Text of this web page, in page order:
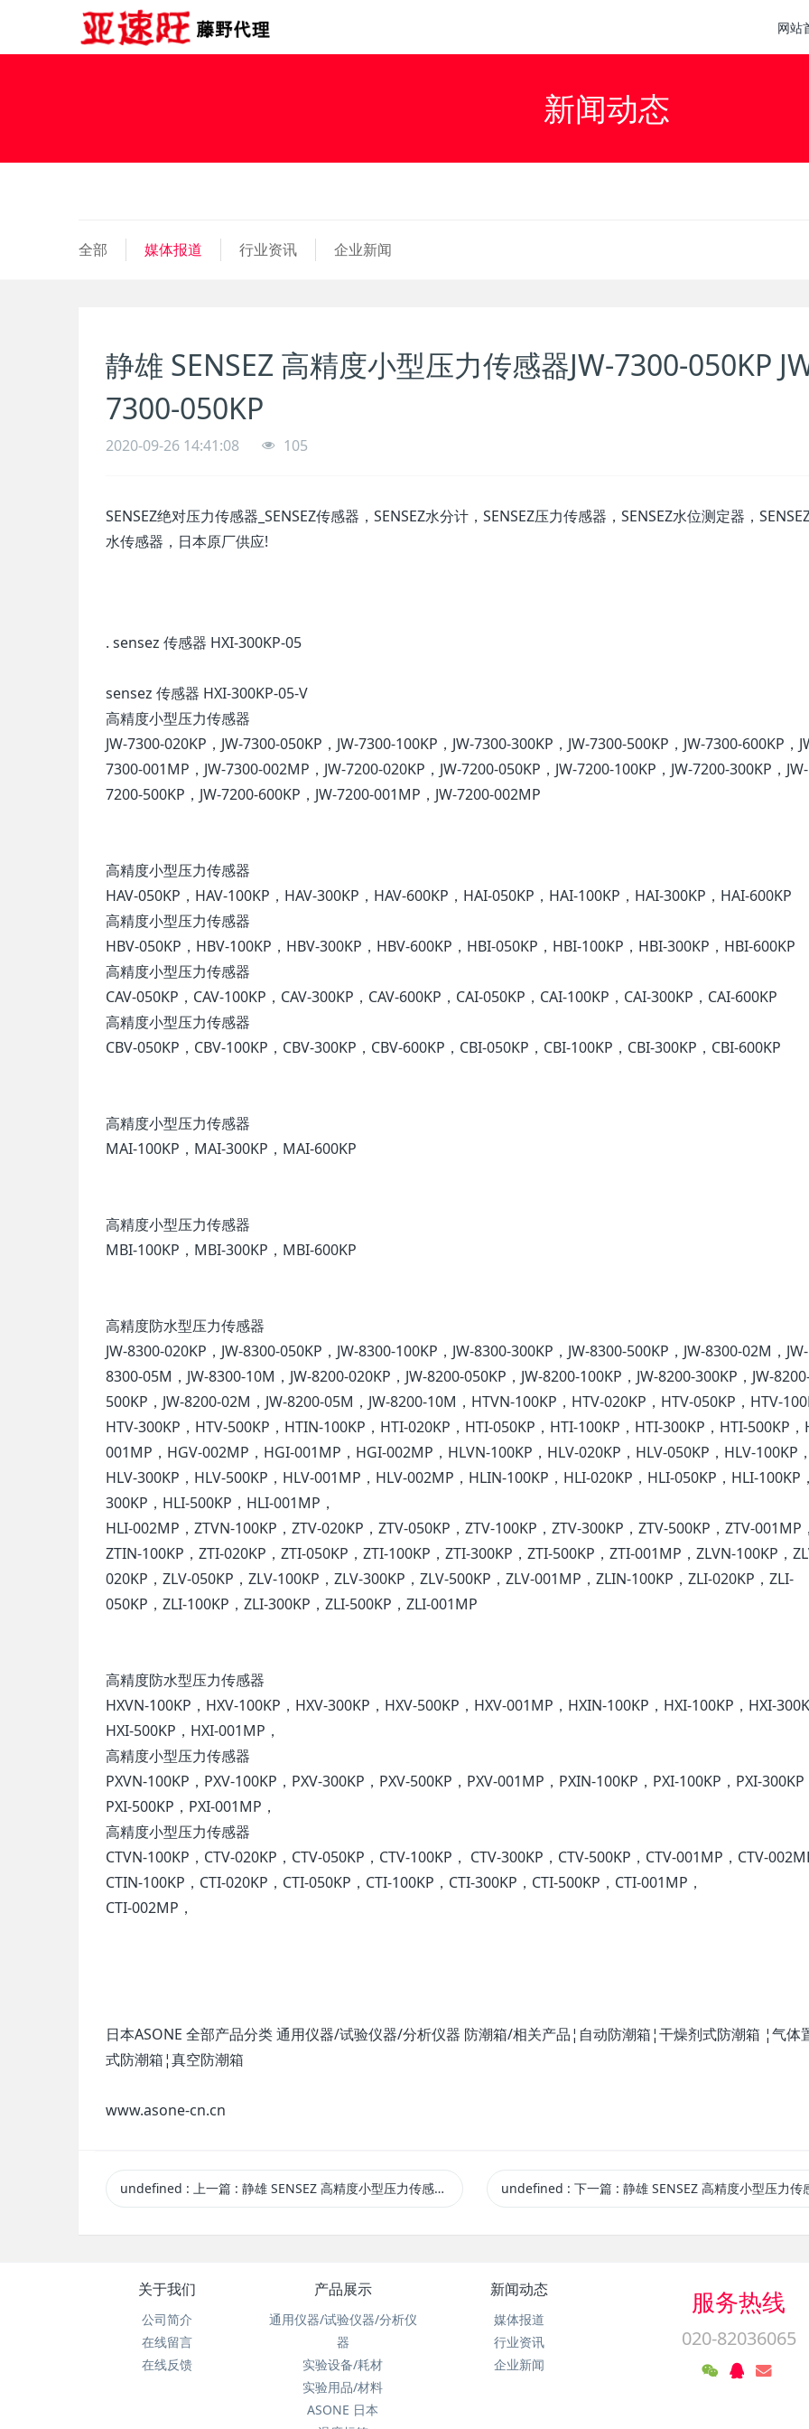
网站
新闻动态
全部 媒体报道 行业资讯 企业新闻
静雄 SENSEZ 高精度小型压力传感器JW-7300-050KP
7300-050KP
2020-09-26 14:41:08 105
SENSEZ绝对压力传感器_SENSEZ传感器，SENSEZ水分计，SENSEZ压力传感器，SENSEZ水位测定器，
水传感器，日本原厂供应!
. sensez 传感器 HXI-300KP-05
sensez 传感器 HXI-300KP-05-V
高精度小型压力传感器
JW-7300-020KP，JW-7300-050KP，JW-7300-100KP，JW-7300-300KP，JW-7300-500KP，JW-7300-600KP，
7300-001MP，JW-7300-002MP，JW-7200-020KP，JW-7200-050KP，JW-7200-100KP，JW-7200-300KP，JW-
7200-500KP，JW-7200-600KP，JW-7200-001MP，JW-7200-002MP
高精度小型压力传感器
HAV-050KP，HAV-100KP，HAV-300KP，HAV-600KP，HAI-050KP，HAI-100KP，HAI-300KP，HAI-600KP
高精度小型压力传感器
HBV-050KP，HBV-100KP，HBV-300KP，HBV-600KP，HBI-050KP，HBI-100KP，HBI-300KP，HBI-600KP
高精度小型压力传感器
CAV-050KP，CAV-100KP，CAV-300KP，CAV-600KP，CAI-050KP，CAI-100KP，CAI-300KP，CAI-600KP
高精度小型压力传感器
CBV-050KP，CBV-100KP，CBV-300KP，CBV-600KP，CBI-050KP，CBI-100KP，CBI-300KP，CBI-600KP
高精度小型压力传感器
MAI-100KP，MAI-300KP，MAI-600KP
高精度小型压力传感器
MBI-100KP，MBI-300KP，MBI-600KP
高精度防水型压力传感器
JW-8300-020KP，JW-8300-050KP，JW-8300-100KP，JW-8300-300KP，JW-8300-500KP，JW-8300-02M，JW-
8300-05M，JW-8300-10M，JW-8200-020KP，JW-8200-050KP，JW-8200-100KP，JW-8200-300KP，JW-
500KP，JW-8200-02M，JW-8200-05M，JW-8200-10M，HTVN-100KP，HTV-020KP，HTV-050KP，HTV-
HTV-300KP，HTV-500KP，HTIN-100KP，HTI-020KP，HTI-050KP，HTI-100KP，HTI-300KP，HTI-500KP，
001MP，HGV-002MP，HGI-001MP，HGI-002MP，HLVN-100KP，HLV-020KP，HLV-050KP，HLV-100KP，
HLV-300KP，HLV-500KP，HLV-001MP，HLV-002MP，HLIN-100KP，HLI-020KP，HLI-050KP，HLI-100KP
300KP，HLI-500KP，HLI-001MP，
HLI-002MP，ZTVN-100KP，ZTV-020KP，ZTV-050KP，ZTV-100KP，ZTV-300KP，ZTV-500KP，ZTV-001MP，
ZTIN-100KP，ZTI-020KP，ZTI-050KP，ZTI-100KP，ZTI-300KP，ZTI-500KP，ZTI-001MP，ZLVN-100KP，
020KP，ZLV-050KP，ZLV-100KP，ZLV-300KP，ZLV-500KP，ZLV-001MP，ZLIN-100KP，ZLI-020KP，ZLI-
050KP，ZLI-100KP，ZLI-300KP，ZLI-500KP，ZLI-001MP
高精度防水型压力传感器
HXVN-100KP，HXV-100KP，HXV-300KP，HXV-500KP，HXV-001MP，HXIN-100KP，HXI-100KP，HXI-
HXI-500KP，HXI-001MP，
高精度小型压力传感器
PXVN-100KP，PXV-100KP，PXV-300KP，PXV-500KP，PXV-001MP，PXIN-100KP，PXI-100KP，PXI-300KP
PXI-500KP，PXI-001MP，
高精度小型压力传感器
CTVN-100KP，CTV-020KP，CTV-050KP，CTV-100KP， CTV-300KP，CTV-500KP，CTV-001MP，CTV-
CTIN-100KP，CTI-020KP，CTI-050KP，CTI-100KP，CTI-300KP，CTI-500KP，CTI-001MP，
CTI-002MP，
日本ASONE 全部产品分类 通用仪器/试验仪器/分析仪器 防潮箱/相关产品¦自动防潮箱¦干燥剂式防潮箱 ¦气体
式防潮箱¦真空防潮箱
www.asone-cn.cn
undefined : 上一篇 : 静雄 SENSEZ 高精度小型压力传感器JW-7300-020KP JW-7300-020KP undefined : 下一篇 : 静雄 SENSEZ 高精度小型压力传感器JW-7300-100KP JW-7300-
关于我们
公司简介
在线留言
在线反馈
产品展示
通用仪器/试验仪器/分析仪
器
实验设备/耗材
实验用品/材料
ASONE 日本
新闻动态
媒体报道
行业资讯
企业新闻
服务热线
020-82036065